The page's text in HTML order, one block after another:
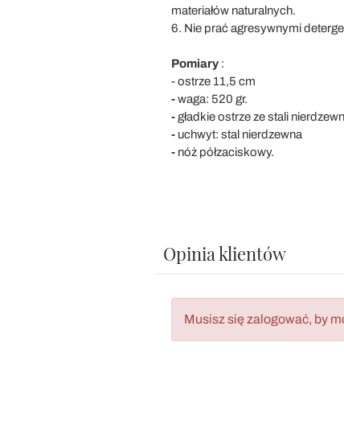
materiałów naturalnych.
6. Nie prać agresywnymi
Pomiary:
- ostrze 11,5 cm
-waga: 520 gr.
-gładkie ostrze ze stali
-uchwyt: stal nierdzewna
-nóż półzaciskowy.
Opinia klientów
Musisz się zalogować, by